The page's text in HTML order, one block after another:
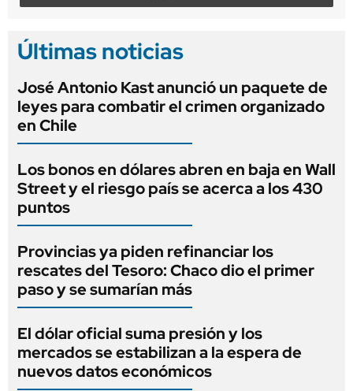
Últimas noticias
José Antonio Kast anunció un paquete de
leyes para combatir el crimen organizado
en Chile
Los bonos en dólares abren en baja en Wall
Street y el riesgo país se acerca a los 430
puntos
Provincias ya piden refinanciar los
rescates del Tesoro: Chaco dio el primer
paso y se sumarían más
El dólar oficial suma presión y los
mercados se estabilizan a la espera de
nuevos datos económicos